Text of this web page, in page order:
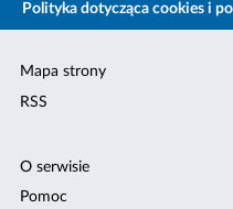
Polityka dotycząca cookies i
Mapa strony
RSS
O serwisie
Pomoc